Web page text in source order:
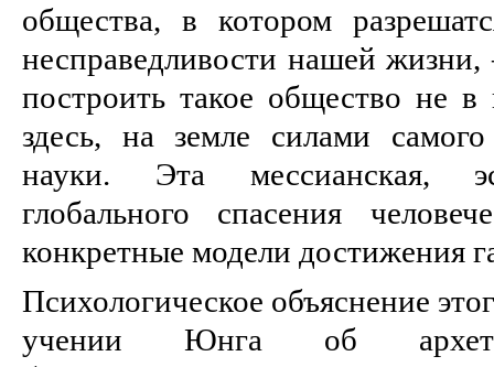
общества, в котором
несправедливости нашей
построить такое общество не
здесь, на земле силами
науки. Эта мессианская,
глобального спасения
конкретные модели достижения
Психологическое объяснение
учении Юнга об